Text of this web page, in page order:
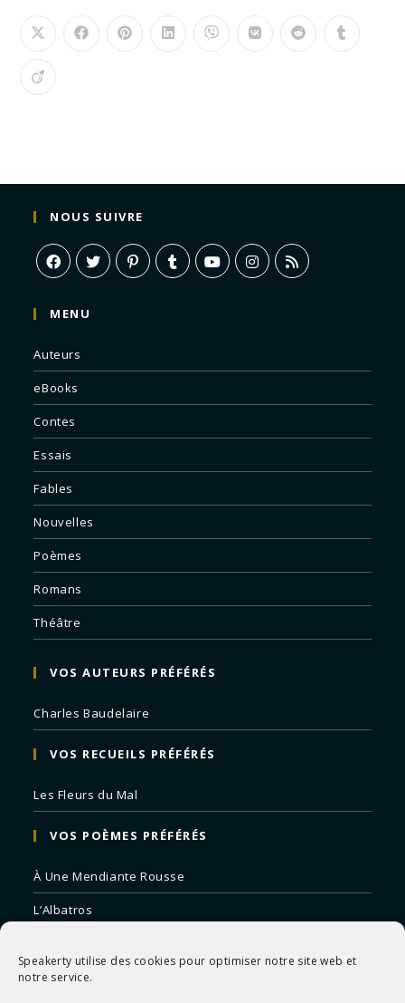
Speakerty utilise des cookies pour optimiser notre site web et
notre service.
NOUS SUIVRE
MENU
Auteurs
eBooks
Contes
Essais
Fables
Nouvelles
Poèmes
Romans
Théâtre
VOS AUTEURS PRÉFÉRÉS
Charles Baudelaire
VOS RECUEILS PRÉFÉRÉS
Les Fleurs du Mal
VOS POÈMES PRÉFÉRÉS
À Une Mendiante Rousse
L’Albatros
Remords Posthume